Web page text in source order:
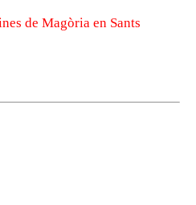
de Magòria en Sants